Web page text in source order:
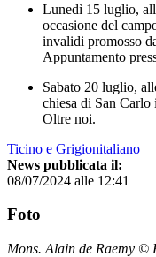
Lunedì 15 luglio,
occasione del
invalidi promosso
Appuntamento
Sabato 20 luglio,
chiesa di San
Oltre noi.
Ticino e Grigionitaliano
News pubblicata il:
08/07/2024 alle 12:41
Foto
Mons. Alain de Raemy ©